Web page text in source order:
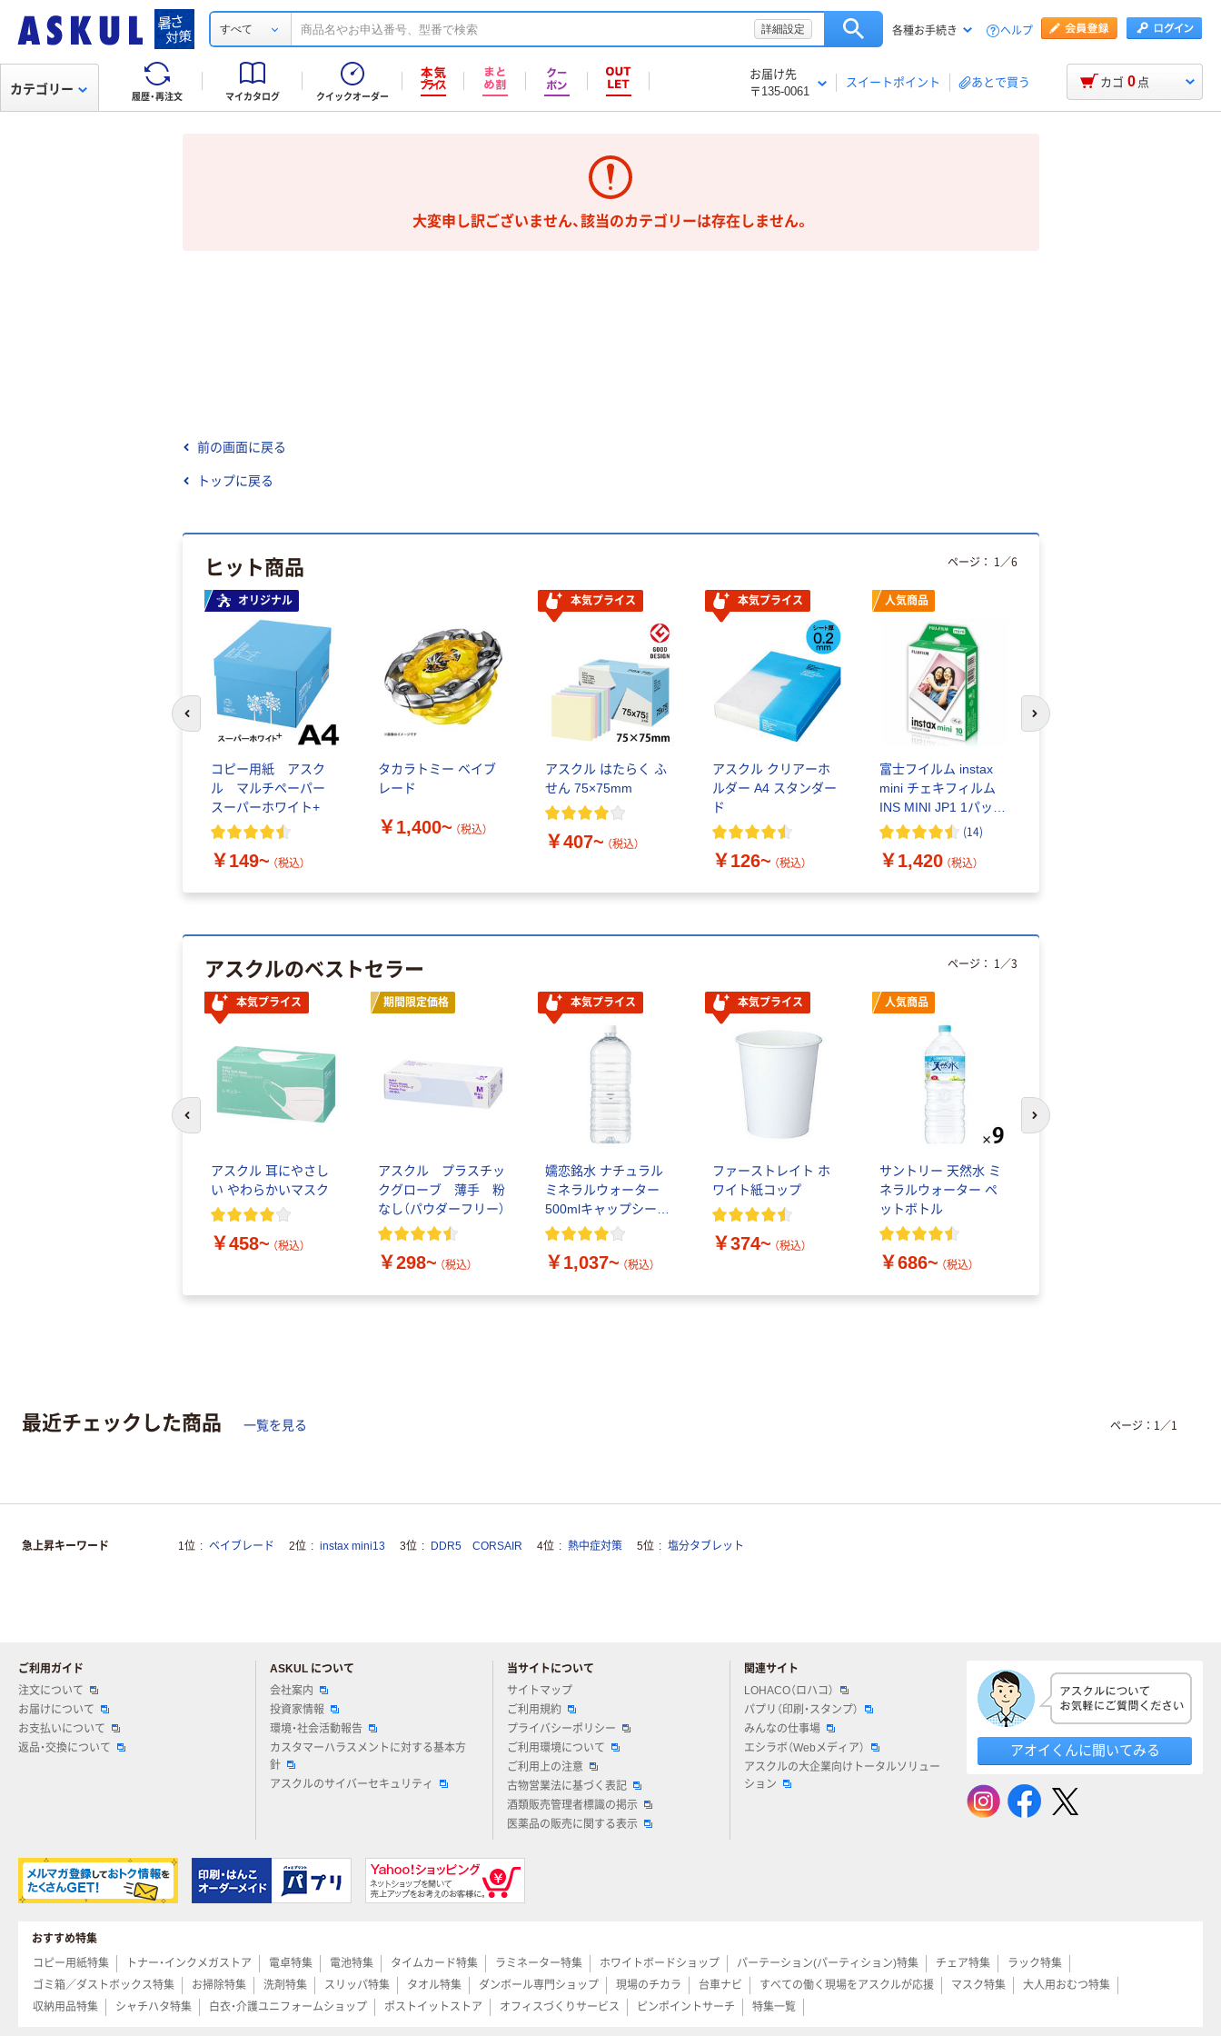
すべて 詳細設定 各種お手続き ヘルプ
履歴・再注文 マイカタログ クイックオーダー
お届け先
〒135-0061
スイートポイント あとで買う
カテゴリー カゴ 0 点
大変申し訳ございません、該当のカテゴリーは存在しません。
前の画面に戻る
トップに戻る
ヒット商品
オリジナル
コピー用紙 アスク
ル マルチペーパー
スーパーホワイト+
￥149~ （税込）
タカラトミー ベイブ
レード
￥1,400~ （税込）
本気プライス
アスクル はたらく ふ
せん 75×75mm
￥407~ （税込）
本気プライス
アスクル クリアーホ
ルダー A4 スタンダー
ド
￥126~ （税込）
人気商品
富士フイルム instax
mini チェキフィルム
INS MINI JP1 1パック
（10枚入り）
(14)
￥1,420 （税込）
ページ： 1 ／6
前のスライドへ 次のスライドへ
アスクルのベストセラー
本気プライス
アスクル 耳にやさし
い やわらかいマスク
￥458~ （税込）
期間限定価格
アスクル プラスチッ
クグローブ 薄手 粉
なし（パウダーフリー）
￥298~ （税込）
本気プライス
嬬恋銘水 ナチュラル
ミネラルウォーター
500mlキャップシール
付き／2Lラベルレス
￥1,037~ （税込）
本気プライス
ファーストレイト ホ
ワイト紙コップ
￥374~ （税込）
人気商品
サントリー 天然水 ミ
ネラルウォーター ペ
ットボトル
￥686~ （税込）
ページ： 1 ／3
次のスライドへ
最近チェックした商品 一覧を見る ページ： 1 ／1
急上昇キーワード 1位 ベイブレード 2位 instax mini13 3位 DDR5 CORSAIR 4位 熱中症対策 5位 塩分タブレット
ご利用ガイド
注文について
お届けについて
お支払いについて
返品・交換について
ASKUL について
会社案内
投資家情報
環境・社会活動報告
カスタマーハラスメントに対する基本方
針
アスクルのサイバーセキュリティ
当サイトについて
サイトマップ
ご利用規約
プライバシーポリシー
ご利用環境について
ご利用上の注意
古物営業法に基づく表記
酒類販売管理者標識の掲示
医薬品の販売に関する表示
関連サイト
LOHACO（ロハコ）
パプリ（印刷・スタンプ）
みんなの仕事場
エシラボ（Webメディア）
アスクルの大企業向けトータルソリュー
ション
アオイくんに聞いてみる
おすすめ特集
コピー用紙特集
トナー・インクメガストア 電卓特集 電池特集 タイムカード特集 ラミネーター特集 ホワイトボードショップ パーテーション(パーティション)特集 チェア特集
ラック特集
ゴミ箱／ダストボックス特集
お掃除特集 洗剤特集 スリッパ特集 タオル特集 ダンボール専門ショップ 現場のチカラ 台車ナビ すべての働く現場をアスクルが応援 マスク特集
大人用おむつ特集
収納用品特集
シャチハタ特集 白衣・介護ユニフォームショップ ポストイットストア オフィスづくりサービス ピンポイントサーチ 特集一覧